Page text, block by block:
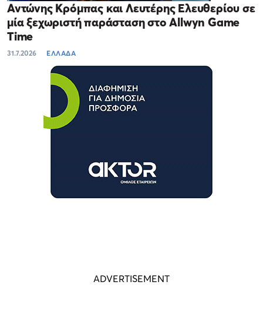
Αντώνης Κρόμπας και Λευτέρης Ελευθερίου σε
μία ξεχωριστή παράσταση στο Allwyn Game
Time
31.7.2026 ΕΛΛΑΔΑ